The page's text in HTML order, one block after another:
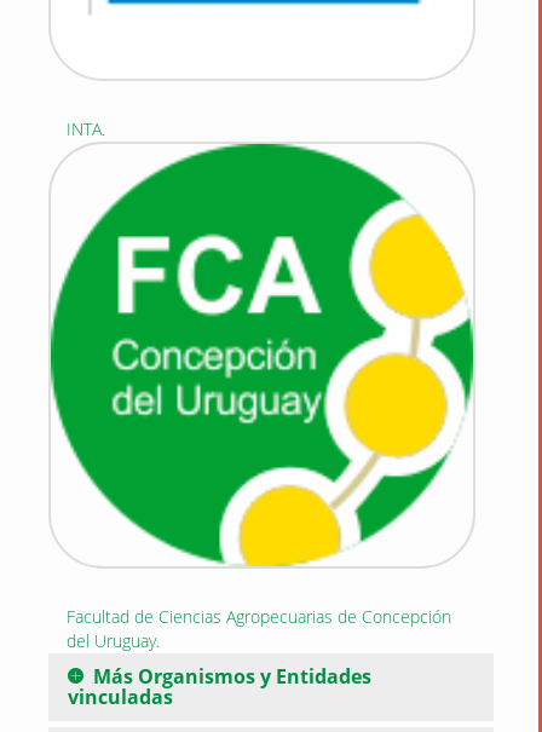
INTA.
Facultad de Ciencias Agropecuarias de Concepción
del Uruguay.
Más Organismos y Entidades
vinculadas